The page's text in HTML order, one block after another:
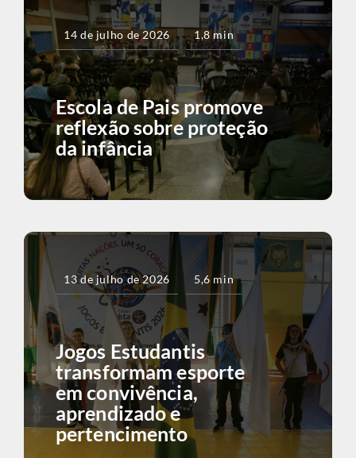
14 de julho de 2026 1,8 min
Escola de Pais promove
reflexão sobre proteção
da infância
13 de julho de 2026 5,6 min
Jogos Estudantis
transformam esporte
em convivência,
aprendizado e
pertencimento